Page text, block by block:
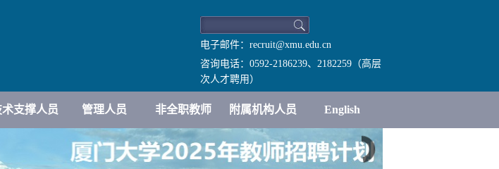
电子邮件：recruit@xmu.edu.cn
咨询电话：0592-2186239、2182259（高层
次人才聘用）
术支撑人员 管理人员 非全职教师 附属机构人员 English